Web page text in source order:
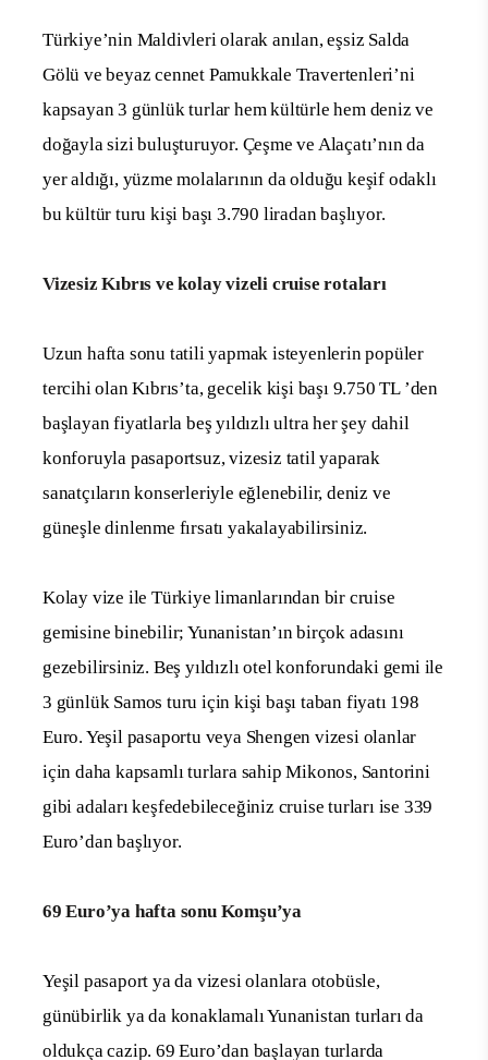
Türkiye’nin Maldivleri olarak anılan, eşsiz Salda
Gölü ve beyaz cennet Pamukkale Travertenleri’ni
kapsayan 3 günlük turlar hem kültürle hem deniz ve
doğayla sizi buluşturuyor. Çeşme ve Alaçatı’nında
yer aldığı, yüzme molalarının da olduğu keşif odaklı
bu kültür turu kişi başı 3.790 liradan başlıyor.
Vizesiz Kıbrıs ve kolay vizeli cruise rotaları
Uzun hafta sonu tatili yapmak isteyenlerin popüler
tercihi olanKıbrıs’ta,gecelik kişi başı 9.750 TL ’den
başlayan fiyatlarla beş yıldızlı ultra her şey dahil
konforuyla pasaportsuz, vizesiz tatil yaparak
sanatçıların konserleriyle eğlenebilir, deniz ve
güneşle dinlenme fırsatı yakalayabilirsiniz.
Kolay vize ile Türkiye limanlarından bir cruise
gemisine binebilir; Yunanistan’ın birçok adasını
gezebilirsiniz. Beş yıldızlı otel konforundaki gemi ile
3 günlük Samos turu için kişi başı taban fiyatı 198
Euro. Yeşil pasaportu veya Shengen vizesi olanlar
için daha kapsamlı turlara sahip Mikonos, Santorini
gibi adaları keşfedebileceğiniz cruise turları ise 339
Euro’dan başlıyor.
69 Euro’ya hafta sonu Komşu’ya
Yeşil pasaport ya da vizesi olanlara otobüsle,
günübirlik ya da konaklamalı Yunanistan turları da
oldukça cazip. 69 Euro’dan başlayan turlarda